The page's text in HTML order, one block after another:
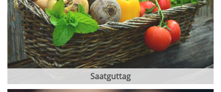
Saatguttag